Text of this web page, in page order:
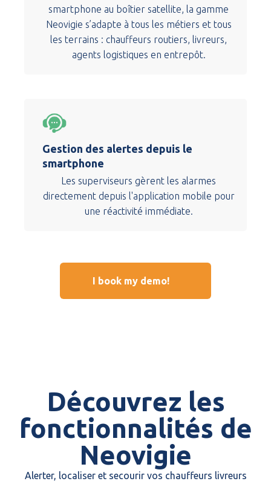
smartphone au boîtier satellite, la gamme
Neovigie s’adapte à tous les métiers et tous
les terrains : chauffeurs routiers, livreurs,
agents logistiques en entrepôt.
Gestion des alertes depuis le
smartphone
Les superviseurs gèrent les alarmes
directement depuis l'application mobile pour
une réactivité immédiate.
I book my demo!
Découvrez les
fonctionnalités de
Neovigie
Alerter, localiser et secourir vos chauffeurs livreurs